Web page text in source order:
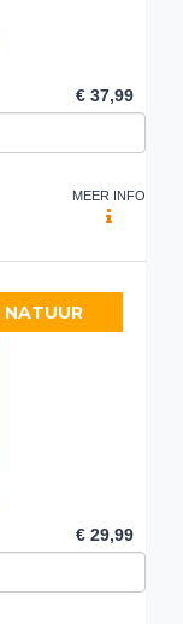
€ 37,99
MEER INFO
NATUUR
€ 29,99